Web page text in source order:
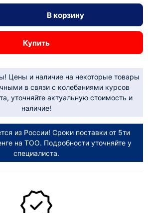
В корзину
Купить
Цены и наличие на некоторые товары
в связи с колебаниями курсов
уточняйте актуальную стоимость и
наличие!
из России! Сроки поставки от 5ти
на ТОО. Подробности уточняйте у
специалиста.